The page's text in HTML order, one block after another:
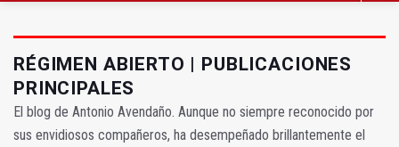
RÉGIMEN ABIERTO | PUBLICACIONES
PRINCIPALES
El blog de Antonio Avendaño. Aunque no siempre reconocido por
sus envidiosos compañeros, ha desempeñado brillantemente el